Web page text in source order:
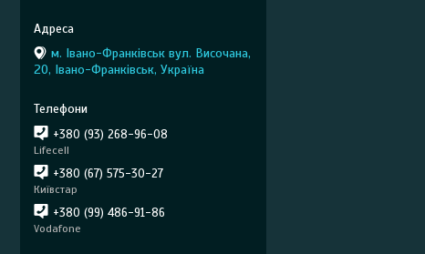
м. Івано-Франківськ вул. Височана,
20, Івано-Франківськ, Україна
+380 (93) 268-96-08
Lifecell
+380 (67) 575-30-27
Київстар
+380 (99) 486-91-86
Vodafone